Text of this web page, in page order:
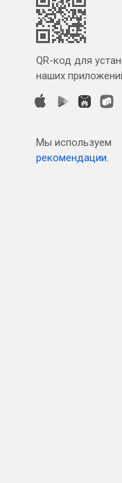
QR-код для
наших
Мы используем
рекомендации.